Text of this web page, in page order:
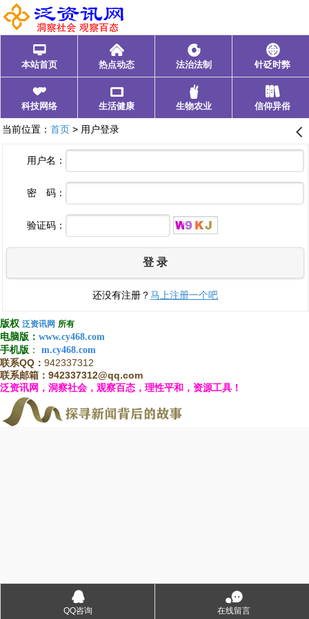
󰂑
本站首页
󰄫
热点动态
󰁍
法治法制
󰃓
针砭时弊
󰁩
科技网络
󰁰
生活健康
󰂺
生物农业
󰃊
信仰异俗
当前位置： 首页> 用户登录 󰊒
用户名：
密 码：
验证码：
登 录
还没有注册？马上注册一个吧
版权 泛资讯网 所有
电脑版 ： www.cy468.com
手机版 ： m.cy468.com
联系QQ： 942337312
联系邮箱：942337312@qq.com
泛资讯网，洞察社会，观察百态，理性平和，资源工具！
󰇇
QQ咨询
󰂮
在线留言